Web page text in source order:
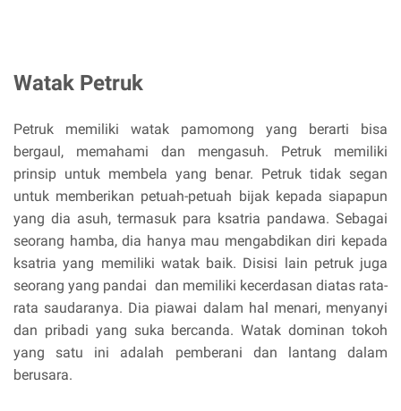
Watak Petruk
Petruk memiliki watak pamomong yang berarti bisa
bergaul, memahami dan mengasuh. Petruk memiliki
prinsip untuk membela yang benar. Petruk tidak segan
untuk memberikan petuah-petuah bijak kepada siapapun
yang dia asuh, termasuk para ksatria pandawa. Sebagai
seorang hamba, dia hanya mau mengabdikan diri kepada
ksatria yang memiliki watak baik. Disisi lain petruk juga
seorang yang pandai dan memiliki kecerdasan diatas rata-
rata saudaranya. Dia piawai dalam hal menari, menyanyi
dan pribadi yang suka bercanda. Watak dominan tokoh
yang satu ini adalah pemberani dan lantang dalam
berusara.